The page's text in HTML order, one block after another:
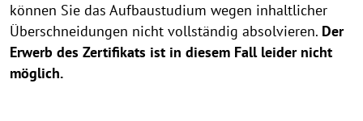
können Sie das Aufbaustudium wegen inhaltlicher
Überschneidungen nicht vollständig absolvieren. Der
Erwerb des Zertifikats ist in diesem Fall leider nicht
möglich.